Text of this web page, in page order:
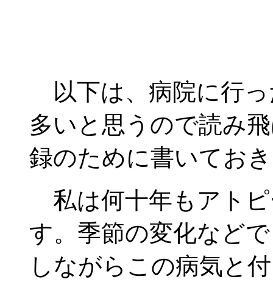
以下は、病院に行
多いと思うので読み
録のために書いてお
私は何十年もアト
す。季節の変化など
しながらこの病気と